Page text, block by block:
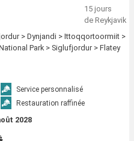
15 jours
de Reykjavik
> Dynjandi > Ittoqqortoormiit >
Park > Siglufjordur > Flatey
Service personnalisé
Restauration raffinée
2028